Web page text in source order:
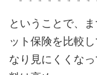
ということで、
ット保険を比較
なり見にくくな